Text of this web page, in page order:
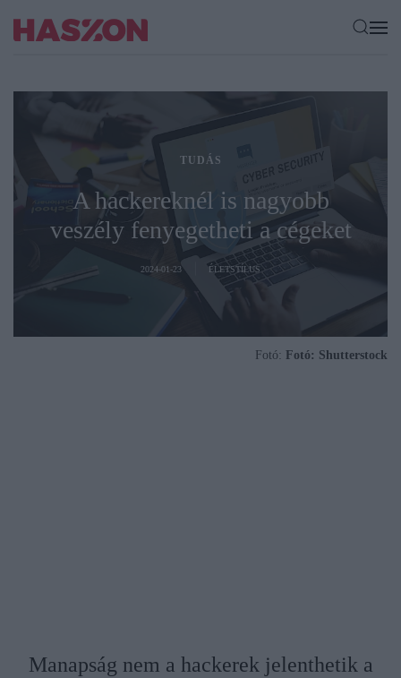
TUDÁS
A hackereknél is nagyobb
veszély fenyegetheti​ a cégeket
2024-01-23 ÉLETSTÍLUS
Fotó: Fotó: Shutterstock
Manapság nem a hackerek jelenthetik a